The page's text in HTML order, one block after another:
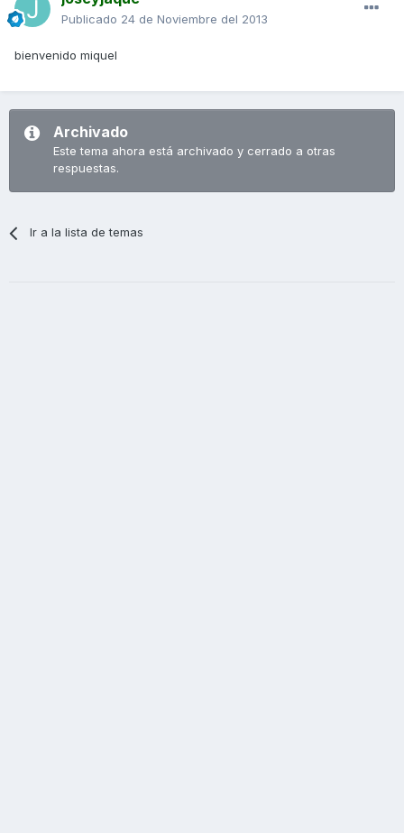
Publicado 24 de Noviembre del 2013
bienvenido miquel
Archivado
Este tema ahora está archivado y cerrado a otras
respuestas.
Ir a la lista de temas